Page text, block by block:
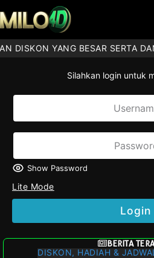
DISKON YANG BESAR SERTA
Silahkan login untuk
Show Password
Lite Mode
Login
BERITA
DISKON, HADIAH &